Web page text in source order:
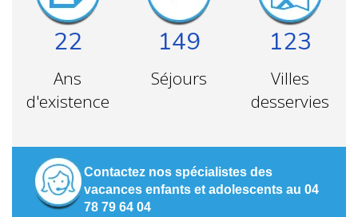
22
Ans
d'existence
149
Séjours
123
Villes
desservies
Contactez nos spécialistes des
vacances enfants et adolescents au 04
78 79 64 04